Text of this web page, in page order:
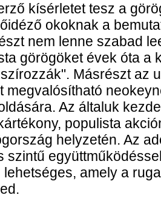
kísérletet tesz a
okoknak a
nem lenne szabad
görögöket évek óta a
Másrészt az
megvalósítható
Az általuk
populista
helyzetén. Az
szintű
lehetséges, amely a